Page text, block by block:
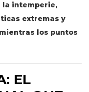
la intemperie,
extremas y
los puntos
EL